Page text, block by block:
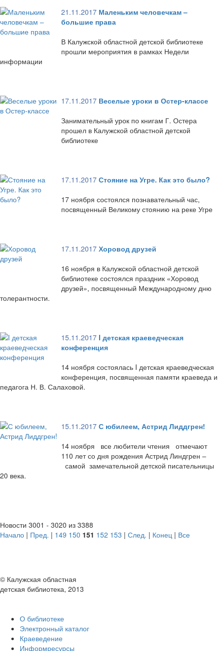
21.11.2017 Маленьким человечкам –
большие права
В Калужской областной детской библиотеке
прошли мероприятия в рамках Недели
информации
17.11.2017 Веселые уроки в Остер-классе
Занимательный урок по книгам Г. Остера
прошел в Калужской областной детской
библиотеке
17.11.2017 Стояние на Угре. Как это было?
17 ноября состоялся познавательный час,
посвященный Великому стоянию на реке Угре
17.11.2017 Хоровод друзей
16 ноября в Калужской областной детской
библиотеке состоялся праздник «Хоровод
друзей», посвященный Международному дню
толерантности.
15.11.2017 I детская краеведческая
конференция
14 ноября состоялась I детская краеведческая
конференция, посвященная памяти краеведа и
педагога Н. В. Салаховой.
15.11.2017 С юбилеем, Астрид Лиддгрен!
14 ноября все любители чтения отмечают
110 лет со дня рождения Астрид Линдгрен –
самой замечательной детской писательницы
20 века.
Новости 3001 - 3020 из 3388
Начало | Пред. | 149 150 151 152 153 | След. | Конец | Все
© Калужская областная
детская библиотека, 2013
О библиотеке
Электронный каталог
Краеведение
Информресурсы